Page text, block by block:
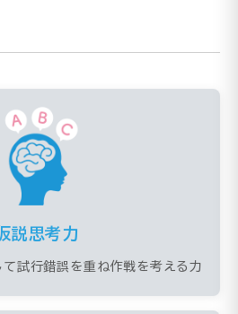
説思考力
試行錯誤を重ね作戦を考える力